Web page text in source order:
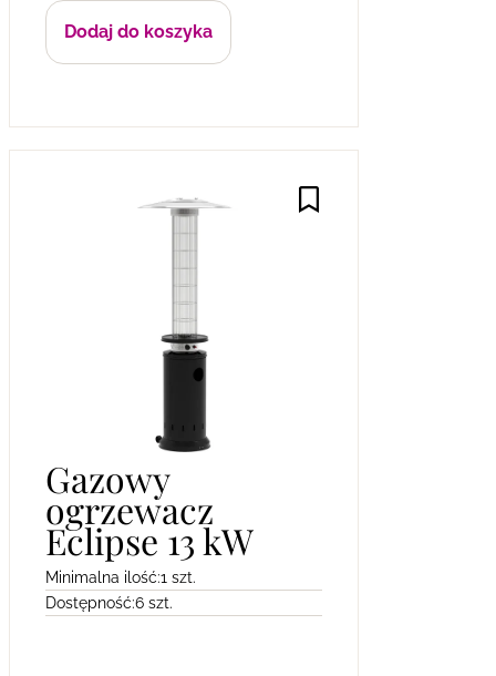
Dodaj do koszyka
Gazowy
ogrzewacz
Eclipse 13 kW
Minimalna ilość:1 szt.
Dostępność:6 szt.